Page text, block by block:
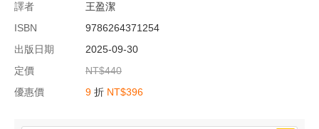
譯者
王盈潔
ISBN
9786264371254
出版日期
2025-09-30
定價
NT$440
優惠價
9 折 NT$396